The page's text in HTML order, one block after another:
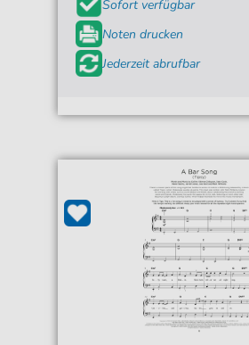
Sofort verfügbar
Noten drucken
Jederzeit abrufbar